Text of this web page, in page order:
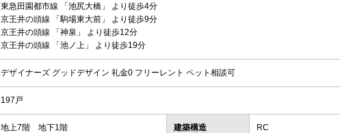
東急田園都市線 「 池尻大橋 」 より徒歩4分
京王井の頭線 「駒場東大前 」 より徒歩9分
京王井の頭線 「 神泉 」 より徒歩12分
京王井の頭線 「 池ノ上 」 より徒歩19分
デザイナーズ グッドデザイン 礼金0 フリーレント ペット相談可
197戸
地上7階 地下1階 建築構造 RC